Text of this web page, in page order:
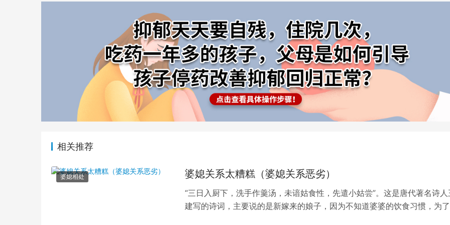
相关推荐
婆媳相处 婆媳关系太糟糕（婆媳关系恶劣）
“三日入厨下，洗手作羹汤，未谙姑食性，先遣小姑尝”。这是唐代著名诗人
建写的诗词，主要说的是新嫁来的娘子，因为不知道婆婆的饮食习惯，为